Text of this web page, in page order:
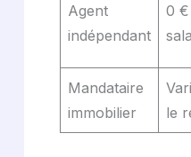
Agent
indépendant
0 €
Mandataire
immobilier
le